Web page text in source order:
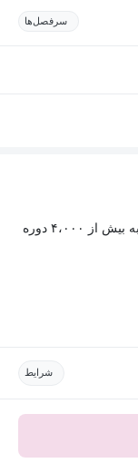
سرفصل‌ها
با خرید اشتراک مکتب‌پلاس، علاوه بر این دوره، به بیش از ۴،۰۰۰ دوره
شرایط